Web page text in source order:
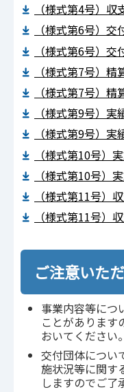
（様式第4号）収
（様式第6号）交
（様式第6号）交
（様式第7号）精
（様式第7号）精
（様式第9号）実
（様式第9号）実
（様式第10号）
（様式第10号）
（様式第11号）
（様式第11号）
ご注意いた
事業内容等につ
ことがあります
おいてください。
交付団体につい
施状況等に関す
しますのでご了